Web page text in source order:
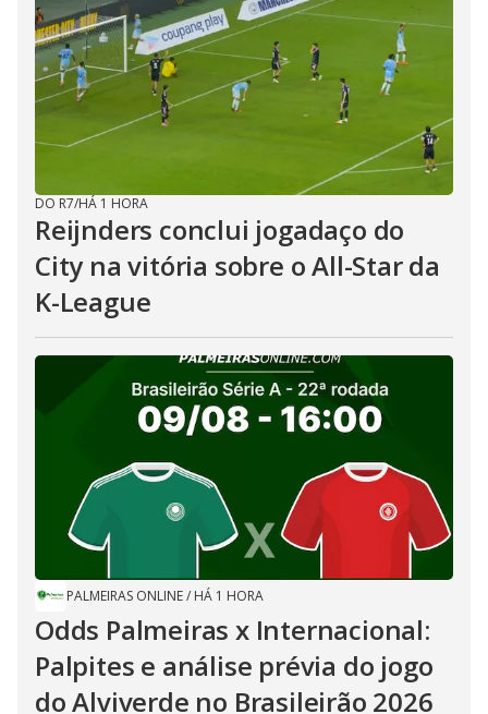
DO R7/HÁ 1 HORA
Reijnders conclui jogadaço do
City na vitória sobre o All-Star da
K-League
PALMEIRAS ONLINE/ HÁ 1 HORA
Odds Palmeiras x Internacional:
Palpites e análise prévia do jogo
do Alviverde no Brasileirão 2026